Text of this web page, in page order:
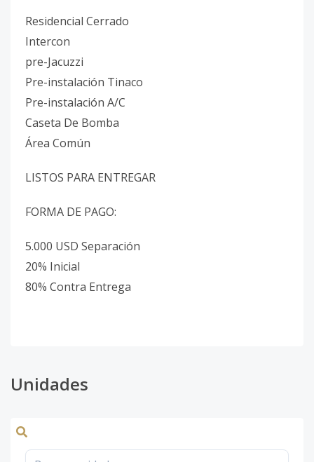
Residencial Cerrado
Intercon
pre-Jacuzzi
Pre-instalación Tinaco
Pre-instalación A/C
Caseta De Bomba
Área Común
LISTOS PARA ENTREGAR
FORMA DE PAGO:
5.000 USD Separación
20% Inicial
80% Contra Entrega
Unidades